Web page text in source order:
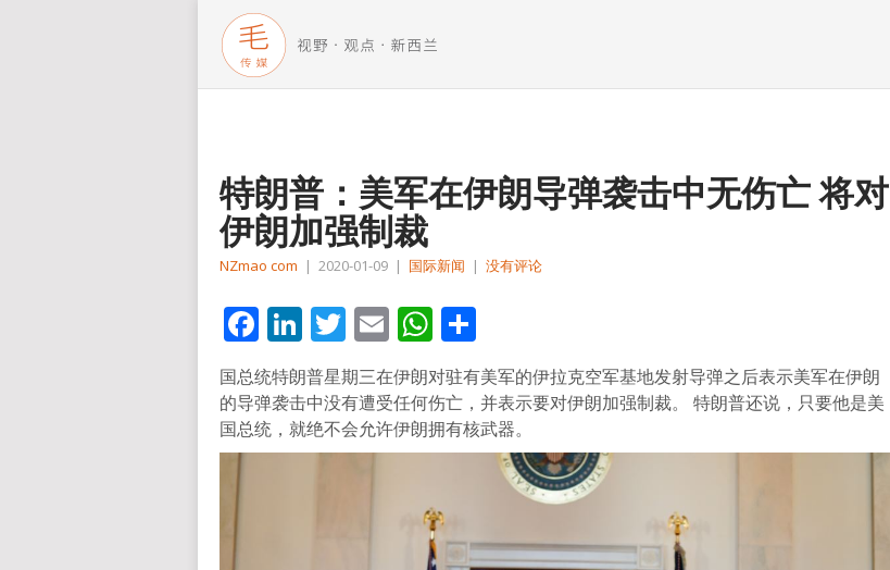
特朗普：美军在伊朗导弹袭击中无伤亡 将对
伊朗加强制裁
NZmao com | 2020-01-09 | 国际新闻 | 没有评论
Facebook
LinkedIn
Twitter
EmailWhatsApp
享
国总统特朗普星期三在伊朗对驻有美军的伊拉克空军基地发射导弹之后表示美军在伊朗
的导弹袭击中没有遭受任何伤亡，并表示要对伊朗加强制裁。 特朗普还说，只要他是美
国总统，就绝不会允许伊朗拥有核武器。